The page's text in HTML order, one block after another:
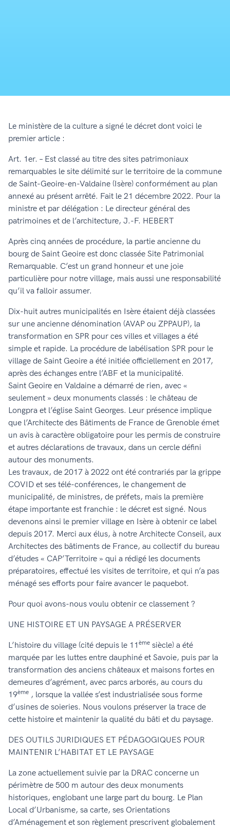
Le ministère de la culture a signé le décret dont voici le
premier article :
Art. 1er. – Est classé au titre des sites patrimoniaux
remarquables le site délimité sur le territoire de la commune
de Saint-Geoire-en-Valdaine (Isère) conformément au plan
annexé au présent arrêté. Fait le 21 décembre 2022. Pour la
ministre et par délégation : Le directeur général des
patrimoines et de l’architecture, J.-F. HEBERT
Après cinq années de procédure, la partie ancienne du
bourg de Saint Geoire est donc classée Site Patrimonial
Remarquable. C’est un grand honneur et une joie
particulière pour notre village, mais aussi une responsabilité
qu’il va falloir assumer.
Dix-huit autres municipalités en Isère étaient déjà classées
sur une ancienne dénomination (AVAP ou ZPPAUP), la
transformation en SPR pour ces villes et villages a été
simple et rapide. La procédure de labélisation SPR pour le
village de Saint Geoire a été initiée officiellement en 2017,
après des échanges entre l’ABF et la municipalité.
Saint Geoire en Valdaine a démarré de rien, avec «
seulement » deux monuments classés : le château de
Longpra et l’église Saint Georges. Leur présence implique
que l’Architecte des Bâtiments de France de Grenoble émet
un avis à caractère obligatoire pour les permis de construire
et autres déclarations de travaux, dans un cercle défini
autour des monuments.
Les travaux, de 2017 à 2022 ont été contrariés par la grippe
COVID et ses télé-conférences, le changement de
municipalité, de ministres, de préfets, mais la première
étape importante est franchie : le décret est signé. Nous
devenons ainsi le premier village en Isère à obtenir ce label
depuis 2017. Merci aux élus, à notre Architecte Conseil, aux
Architectes des bâtiments de France, au collectif du bureau
d’études « CAP’Territoire » qui a rédigé les documents
préparatoires, effectué les visites de territoire, et qui n’a pas
ménagé ses efforts pour faire avancer le paquebot.
Pour quoi avons-nous voulu obtenir ce classement ?
UNE HISTOIRE ET UN PAYSAGE A PRÉSERVER
L’histoire du village (cité depuis le 11 ème siècle) a été
marquée par les luttes entre dauphiné et Savoie, puis par la
transformation des anciens châteaux et maisons fortes en
demeures d’agrément, avec parcs arborés, au cours du
19ème , lorsque la vallée s’est industrialisée sous forme
d’usines de soieries. Nous voulons préserver la trace de
cette histoire et maintenir la qualité du bâti et du paysage.
DES OUTILS JURIDIQUES ET PÉDAGOGIQUES POUR
MAINTENIR L’HABITAT ET LE PAYSAGE
La zone actuellement suivie par la DRAC concerne un
périmètre de 500 m autour des deux monuments
historiques, englobant une large part du bourg. Le Plan
Local d’Urbanisme, sa carte, ses Orientations
d’Aménagement et son règlement prescrivent globalement